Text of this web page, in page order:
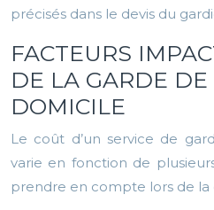
précisés dans le devis du
FACTEURS
DE LA GARDE
DOMICILE
Le coût d’un service de
varie en fonction de
prendre en compte lors de la